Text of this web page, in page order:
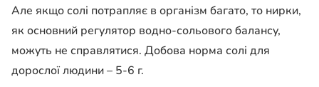
Але якщо солі потрапляє в організм багато, то нирки,
як основний регулятор водно-сольового балансу,
можуть не справлятися. Добова норма солі для
дорослої людини – 5-6 г.